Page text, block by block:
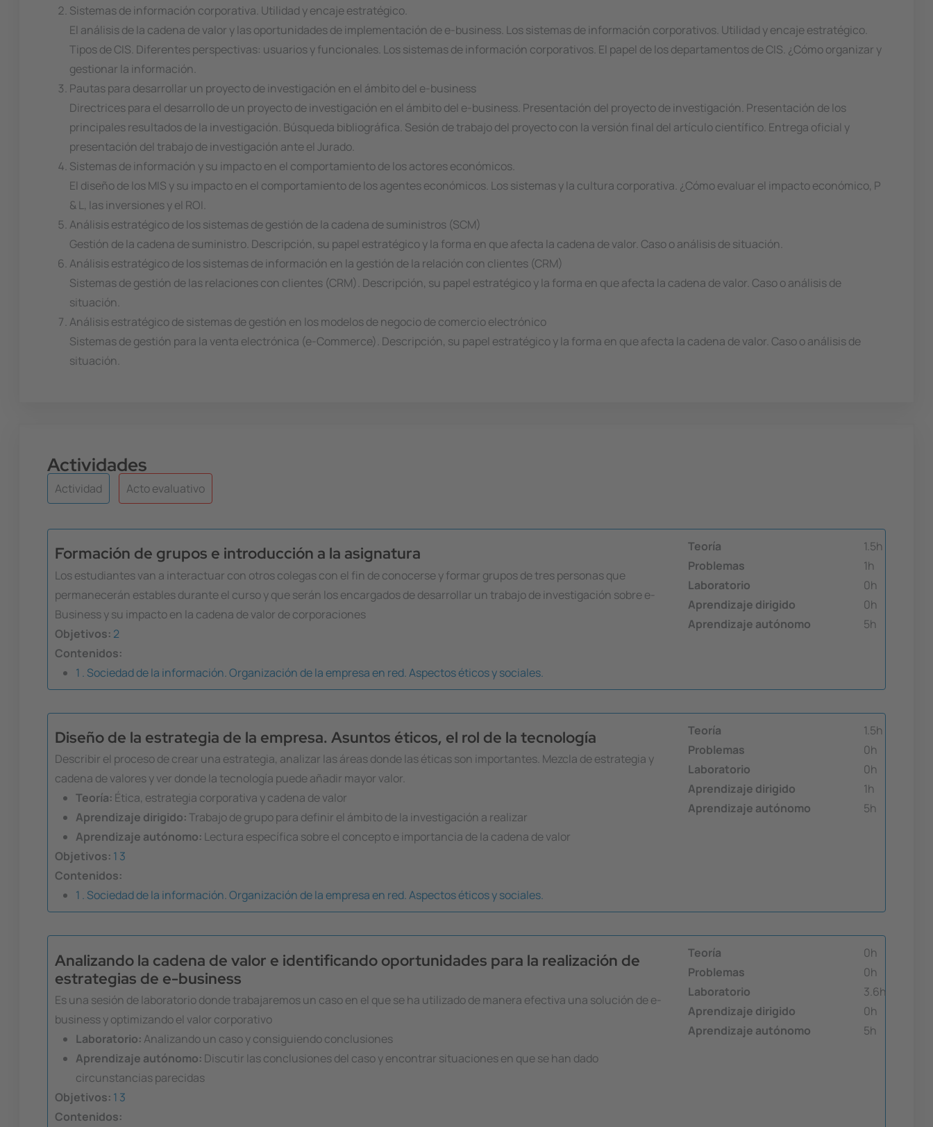
Sistemas de información corporativa. Utilidad y encaje estratégico.
El análisis de la cadena de valor y las oportunidades de implementación de e-business. Los sistemas de información corporativos. Utilidad y encaje estratégico.
Tipos de CIS. Diferentes perspectivas: usuarios y funcionales. Los sistemas de información corporativos. El papel de los departamentos de CIS. ¿Cómo organizar y
gestionar la información.
Pautas para desarrollar un proyecto de investigación en el ámbito del e-business
Directrices para el desarrollo de un proyecto de investigación en el ámbito del e-business. Presentación del proyecto de investigación. Presentación de los
principales resultados de la investigación. Búsqueda bibliográfica. Sesión de trabajo del proyecto con la versión final del artículo científico. Entrega oficial y
presentación del trabajo de investigación ante el Jurado.
Sistemas de información y su impacto en el comportamiento de los actores económicos.
El diseño de los MIS y su impacto en el comportamiento de los agentes económicos. Los sistemas y la cultura corporativa. ¿Cómo evaluar el impacto económico, P
& L, las inversiones y el ROI.
Análisis estratégico de los sistemas de gestión de la cadena de suministros (SCM)
Gestión de la cadena de suministro. Descripción, su papel estratégico y la forma en que afecta la cadena de valor. Caso o análisis de situación.
Análisis estratégico de los sistemas de información en la gestión de la relación con clientes (CRM)
Sistemas de gestión de las relaciones con clientes (CRM). Descripción, su papel estratégico y la forma en que afecta la cadena de valor. Caso o análisis de
situación.
Análisis estratégico de sistemas de gestión en los modelos de negocio de comercio electrónico
Sistemas de gestión para la venta electrónica (e-Commerce). Descripción, su papel estratégico y la forma en que afecta la cadena de valor. Caso o análisis de
situación.
Actividades
Actividad Acto evaluativo
Formación de grupos e introducción a la asignatura
Los estudiantes van a interactuar con otros colegas con el fin de conocerse y formar grupos de tres personas que
permanecerán estables durante el curso y que serán los encargados de desarrollar un trabajo de investigación sobre e-
Business y su impacto en la cadena de valor de corporaciones
Objetivos: 2
Contenidos:
1 . Sociedad de la información. Organización de la empresa en red. Aspectos éticos y sociales.
Teoría
1.5h
Problemas
1h
Laboratorio
0h
Aprendizaje dirigido
0h
Aprendizaje autónomo
5h
Diseño de la estrategia de la empresa. Asuntos éticos, el rol de la tecnología
Describir el proceso de crear una estrategia, analizar las áreas donde las éticas son importantes. Mezcla de estrategia y
cadena de valores y ver donde la tecnología puede añadir mayor valor.
Teoría: Ética, estrategia corporativa y cadena de valor
Aprendizaje dirigido: Trabajo de grupo para definir el ámbito de la investigación a realizar
Aprendizaje autónomo: Lectura específica sobre el concepto e importancia de la cadena de valor
Objetivos: 1 3
Contenidos:
1 . Sociedad de la información. Organización de la empresa en red. Aspectos éticos y sociales.
Teoría
1.5h
Problemas
0h
Laboratorio
0h
Aprendizaje dirigido
1h
Aprendizaje autónomo
5h
Analizando la cadena de valor e identificando oportunidades para la realización de
estrategias de e-business
Es una sesión de laboratorio donde trabajaremos un caso en el que se ha utilizado de manera efectiva una solución de e-
business y optimizando el valor corporativo
Laboratorio: Analizando un caso y consiguiendo conclusiones
Aprendizaje autónomo: Discutir las conclusiones del caso y encontrar situaciones en que se han dado
circunstancias parecidas
Objetivos: 1 3
Contenidos:
Teoría
0h
Problemas
0h
Laboratorio
3.6h
Aprendizaje dirigido
0h
Aprendizaje autónomo
5h